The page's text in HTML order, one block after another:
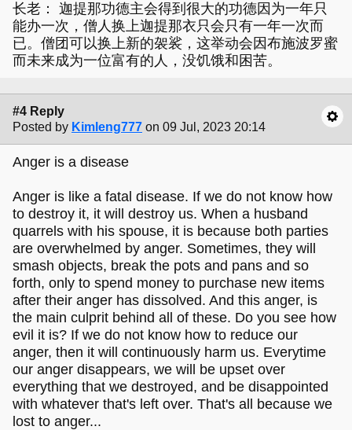
长老： 迦提那功德主会得到很大的功德因为一年只
能办一次，僧人换上迦提那衣只会只有一年一次而
已。僧团可以换上新的袈裟，这举动会因布施波罗蜜
而未来成为一位富有的人，没饥饿和困苦。
#4 Reply
Posted by Kimleng777 on 09 Jul, 2023 20:14
Anger is a disease
Anger is like a fatal disease. If we do not know how
to destroy it, it will destroy us. When a husband
quarrels with his spouse, it is because both parties
are overwhelmed by anger. Sometimes, they will
smash objects, break the pots and pans and so
forth, only to spend money to purchase new items
after their anger has dissolved. And this anger, is
the main culprit behind all of these. Do you see how
evil it is? If we do not know how to reduce our
anger, then it will continuously harm us. Everytime
our anger disappears, we will be upset over
everything that we destroyed, and be disappointed
with whatever that's left over. That's all because we
lost to anger...